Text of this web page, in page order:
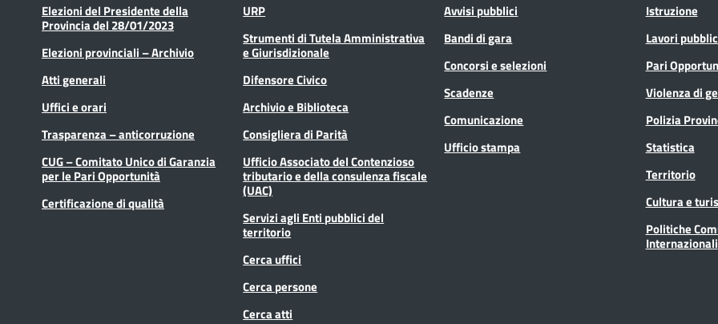
Elezioni del Presidente della
Provincia del 28/01/2023
Elezioni provinciali – Archivio
Atti generali
Uffici e orari
Trasparenza – anticorruzione
CUG – Comitato Unico di Garanzia
per le Pari Opportunità
Certificazione di qualità
URP
Strumenti di Tutela Amministrativa
e Giurisdizionale
Difensore Civico
Archivio e Biblioteca
Consigliera di Parità
Ufficio Associato del Contenzioso
tributario e della consulenza fiscale
(UAC)
Servizi agli Enti pubblici del
territorio
Cerca uffici
Cerca persone
Cerca atti
Avvisi pubblici
Bandi di gara
Concorsi e selezioni
Scadenze
Comunicazione
Ufficio stampa
Istruzione
Lavori
Pari
Violenza di
Polizia
Statistica
Territorio
Cultura e
Politiche
Internazionali